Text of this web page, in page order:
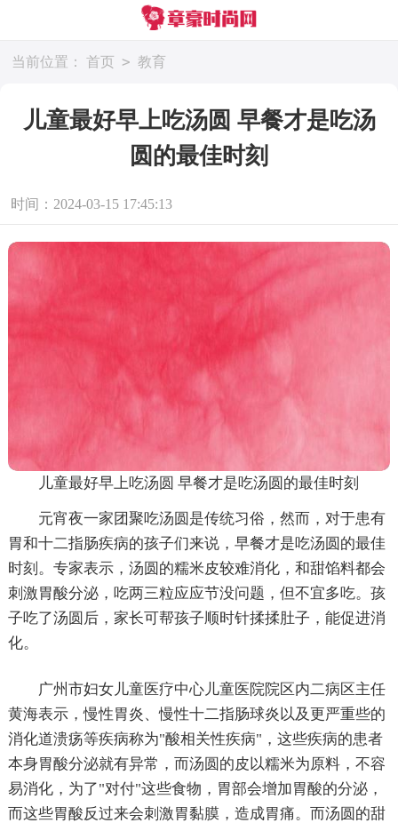
当前位置： 首页 > 教育
儿童最好早上吃汤圆 早餐才是吃汤
圆的最佳时刻
时间：2024-03-15 17:45:13
儿童最好早上吃汤圆 早餐才是吃汤圆的最佳时刻
元宵夜一家团聚吃汤圆是传统习俗，然而，对于患有
胃和十二指肠疾病的孩子们来说，早餐才是吃汤圆的最佳
时刻。专家表示，汤圆的糯米皮较难消化，和甜馅料都会
刺激胃酸分泌，吃两三粒应应节没问题，但不宜多吃。孩
子吃了汤圆后，家长可帮孩子顺时针揉揉肚子，能促进消
化。
广州市妇女儿童医疗中心儿童医院院区内二病区主任
黄海表示，慢性胃炎、慢性十二指肠球炎以及更严重些的
消化道溃疡等疾病称为"酸相关性疾病"，这些疾病的患者
本身胃酸分泌就有异常，而汤圆的皮以糯米为原料，不容
易消化，为了"对付"这些食物，胃部会增加胃酸的分泌，
而这些胃酸反过来会刺激胃黏膜，造成胃痛。而汤圆的甜